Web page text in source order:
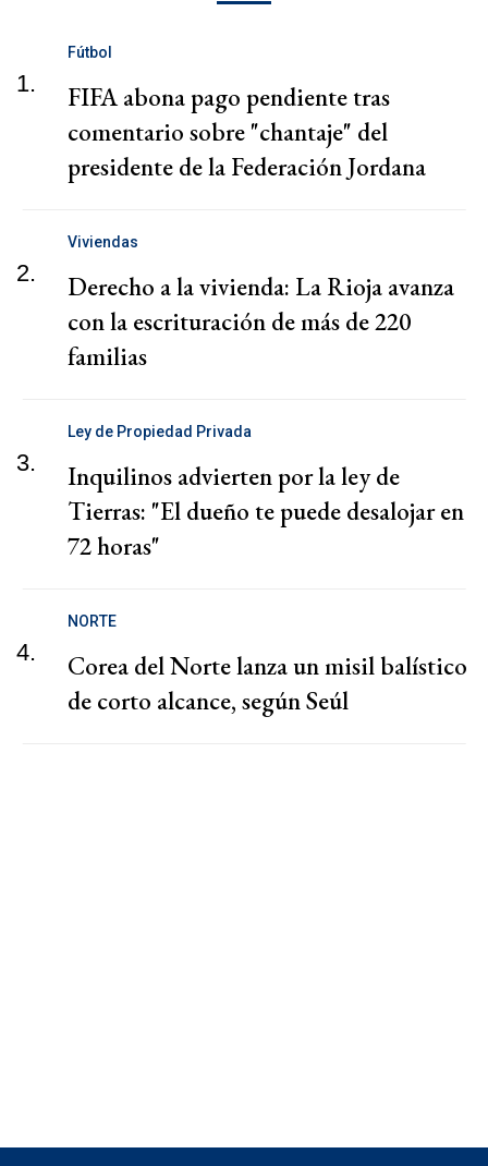
1.
Fútbol
FIFA abona pago pendiente tras
comentario sobre "chantaje" del
presidente de la Federación Jordana
2.
Viviendas
Derecho a la vivienda: La Rioja avanza
con la escrituración de más de 220
familias
3.
Ley de Propiedad Privada
Inquilinos advierten por la ley de
Tierras: "El dueño te puede desalojar en
72 horas"
4.
NORTE
Corea del Norte lanza un misil balístico
de corto alcance, según Seúl